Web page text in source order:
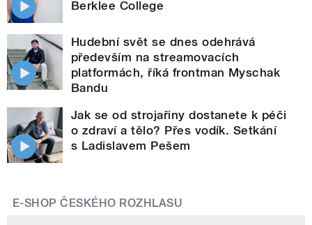
Berklee College
Hudební svět se dnes odehrává
především na streamovacích
platformách, říká frontman Myschak
Bandu
Jak se od strojařiny dostanete k péči
o zdraví a tělo? Přes vodík. Setkání
s Ladislavem Pešem
E-SHOP ČESKÉHO ROZHLASU